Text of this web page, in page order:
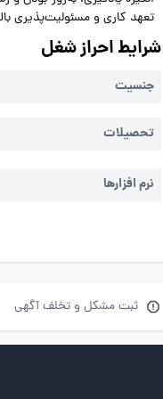
تعهد کاری و مسئولیت‌پذیری
شرایط احراز شغل
جنسیت
تحصیلات
نرم افزارها
ثبت مشکل و تخلف آگهی